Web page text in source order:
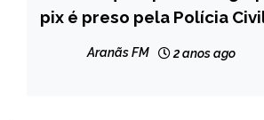
NOTÍCIAS
pix é preso pela Polícia
Aranãs FM 2 anos ago